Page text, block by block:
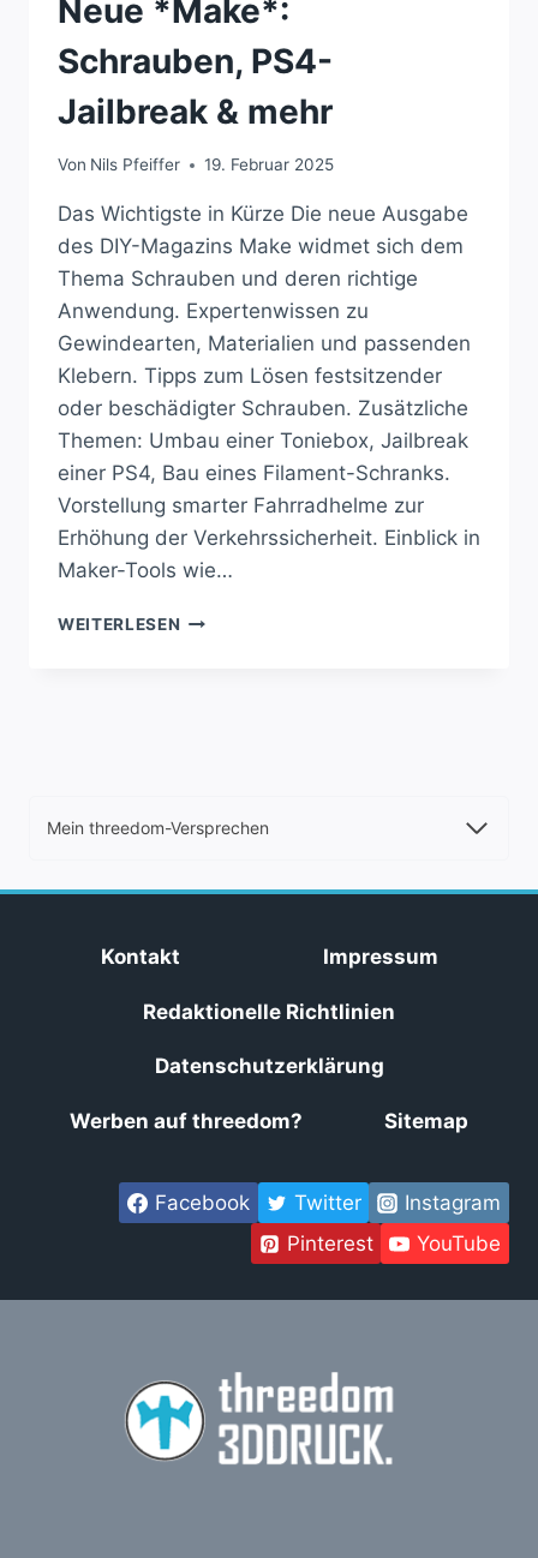
Neue *Make*:
Schrauben, PS4-
Jailbreak & mehr
Von Nils Pfeiffer 19. Februar 2025
Das Wichtigste in Kürze Die neue Ausgabe
des DIY-Magazins Make widmet sich dem
Thema Schrauben und deren richtige
Anwendung. Expertenwissen zu
Gewindearten, Materialien und passenden
Klebern. Tipps zum Lösen festsitzender
oder beschädigter Schrauben. Zusätzliche
Themen: Umbau einer Toniebox, Jailbreak
einer PS4, Bau eines Filament-Schranks.
Vorstellung smarter Fahrradhelme zur
Erhöhung der Verkehrssicherheit. Einblick in
Maker-Tools wie…
WEITERLESEN NEUE
Mein threedom-Versprechen
Kontakt Impressum
Redaktionelle Richtlinien
Datenschutzerklärung
Werben auf threedom? Sitemap
Facebook Twitter
Instagram
Pinterest
YouTube